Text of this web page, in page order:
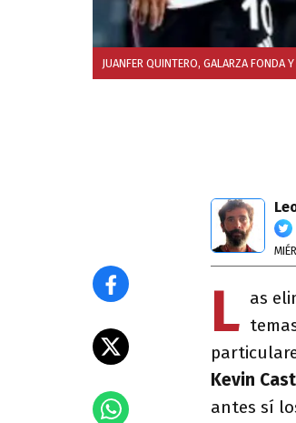
JUANFER QUINTERO, GALARZA FONDA
L as
Kevin
antes sí